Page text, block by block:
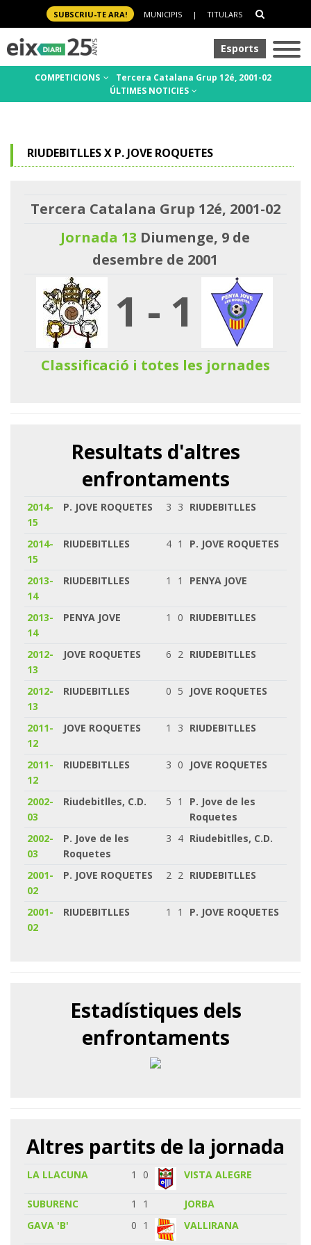
SUBSCRIU-TE ARA! MUNICIPIS | TITULARS
Esports
COMPETICIONS
Tercera Catalana Grup 12é, 2001-02
ÚLTIMES NOTICIES
RIUDEBITLLES X P. JOVE ROQUETES
Tercera Catalana Grup 12é, 2001-02
Jornada 13 Diumenge, 9 de
desembre de 2001
1 - 1
Classificació i totes les jornades
Resultats d'altres
enfrontaments
2014-
15
P. JOVE ROQUETES 3 3 RIUDEBITLLES
2014-
15
RIUDEBITLLES 4 1 P. JOVE ROQUETES
2013-
14
RIUDEBITLLES 1 1 PENYA JOVE
2013-
14
PENYA JOVE 1 0 RIUDEBITLLES
2012-
13
JOVE ROQUETES 6 2 RIUDEBITLLES
2012-
13
RIUDEBITLLES 0 5 JOVE ROQUETES
2011-
12
JOVE ROQUETES 1 3 RIUDEBITLLES
2011-
12
RIUDEBITLLES 3 0 JOVE ROQUETES
2002-
03
Riudebitlles, C.D. 5 1
P. Jove de les
Roquetes
2002-
03
P. Jove de les
Roquetes
3 4 Riudebitlles, C.D.
2001-
02
P. JOVE ROQUETES 2 2 RIUDEBITLLES
2001-
02
RIUDEBITLLES 1 1 P. JOVE ROQUETES
Estadístiques dels
enfrontaments
Altres partits de la jornada
LA LLACUNA 1 0 VISTA ALEGRE
SUBURENC 1 1
JORBA
GAVA 'B'
0 1 VALLIRANA